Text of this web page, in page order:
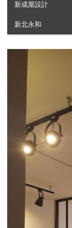
新成屋設計
新北永和